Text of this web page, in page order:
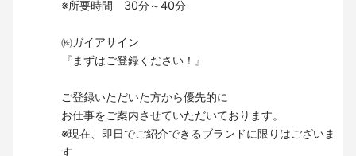
※所要時間 30分～40分
㈱ガイアサイン
『まずはご登録ください！』
ご登録いただいた方から優先的に
お仕事をご案内させていただいております。
※現在、即日でご紹介できるブランドに限りはございま
す